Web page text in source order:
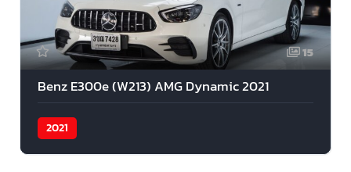
15
Benz E300e (W213) AMG Dynamic 2021
2021